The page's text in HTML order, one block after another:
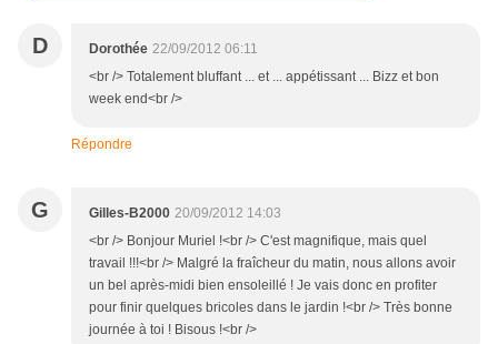
D Dorothée 22/09/2012 06:11
<br /> Totalement bluffant ... et ... appétissant ... Bizz et bon
week end<br />
Répondre
G Gilles-B2000 20/09/2012 14:03
<br /> Bonjour Muriel !<br /> C'est magnifique, mais quel
travail !!!<br /> Malgré la fraîcheur du matin, nous allons avoir
un bel après-midi bien ensoleillé ! Je vais donc en profiter
pour finir quelques bricoles dans le jardin !<br /> Très bonne
journée à toi ! Bisous !<br />